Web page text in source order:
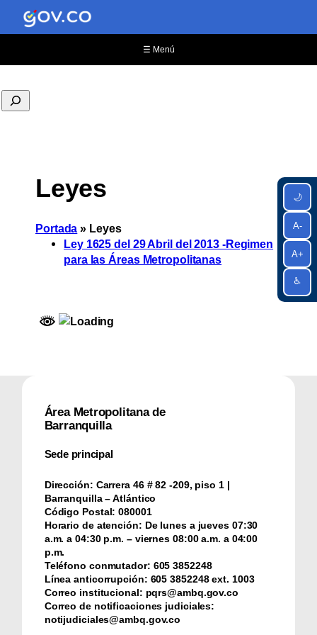
🌙
A-
A+
♿
☰ Menú
Leyes
Portada » Leyes
Ley 1625 del 29 Abril del 2013 -Regimen
para las Áreas Metropolitanas
Área Metropolitana de
Barranquilla
Sede principal
Dirección: Carrera 46 # 82 -209, piso 1 |
Barranquilla – Atlántico
Código Postal: 080001
Horario de atención: De lunes a jueves 07:30
a.m. a 04:30 p.m. – viernes 08:00 a.m. a 04:00
p.m.
Teléfono conmutador: ‪605 3852248
Línea anticorrupción: ‪605 3852248 ext. 1003
Correo institucional: pqrs@ambq.gov.co
Correo de notificaciones judiciales:
notijudiciales@ambq.gov.co